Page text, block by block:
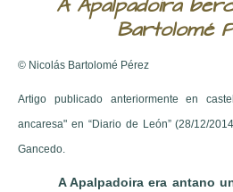
A Apalpadoira
Bartolomé
© Nicolás Bartolomé Pérez
Artigo publicado anteriormente en
ancaresa" en “Diario de León” (28/12/
Gancedo.
A Apalpadoira era antano